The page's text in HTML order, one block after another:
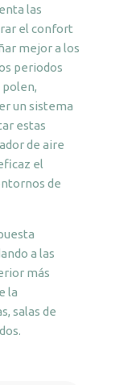
las
el confort
mejor a los
periodos
polen,
un sistema
estas
de aire
el
de
a las
más
la
salas de